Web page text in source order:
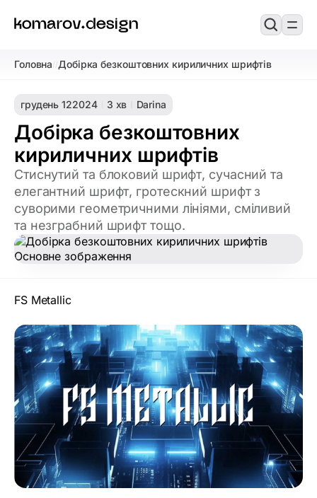
Головна//Добірка безкоштовних кириличних шрифтів
грудень 122024 3 хв Darina
Добірка безкоштовних
кириличних шрифтів
Стиснутий та блоковий шрифт, сучасний та
елегантний шрифт, гротескний шрифт з
суворими геометричними лініями, сміливий
та незграбний шрифт тощо.
FS Metallic